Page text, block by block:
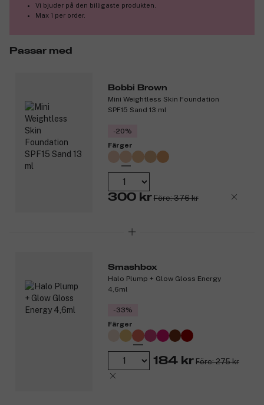
Vi bjuder på den billigaste produkten.
Max 1 per order.
Passar med
Bobbi Brown
Mini Weightless Skin Foundation
SPF15 Sand 13 ml
-20%
Färger
300 kr Före: 376 kr
Smashbox
Halo Plump + Glow Gloss Energy
4,6ml
-33%
Färger
184 kr Före: 275 kr